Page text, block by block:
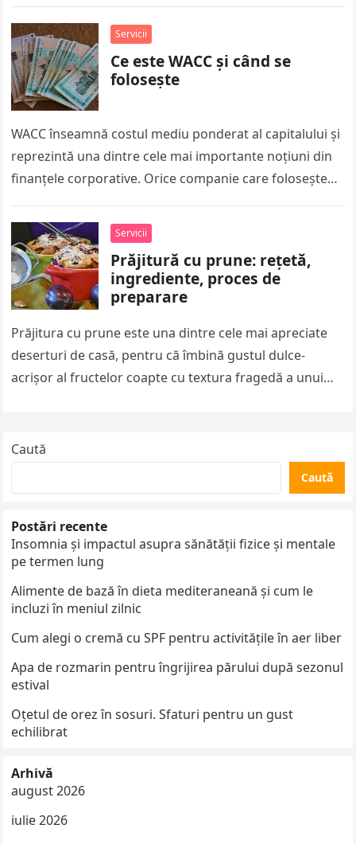
Servicii
Ce este WACC și când se
folosește
WACC înseamnă costul mediu ponderat al capitalului și
reprezintă una dintre cele mai importante noțiuni din
finanțele corporative. Orice companie care folosește
Servicii
Prăjitură cu prune: rețetă,
ingrediente, proces de
preparare
Prăjitura cu prune este una dintre cele mai apreciate
deserturi de casă, pentru că îmbină gustul dulce-
acrișor al fructelor coapte cu textura fragedă a unui
Caută
Caută
Postări recente
Insomnia și impactul asupra sănătății fizice și mentale
pe termen lung
Alimente de bază în dieta mediteraneană și cum le
incluzi în meniul zilnic
Cum alegi o cremă cu SPF pentru activitățile în aer liber
Apa de rozmarin pentru îngrijirea părului după sezonul
estival
Oțetul de orez în sosuri. Sfaturi pentru un gust
echilibrat
Arhivă
august 2026
iulie 2026